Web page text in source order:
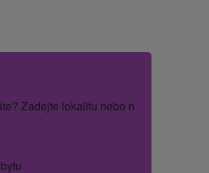
Zadejte lokalitu nebo název hotelu.